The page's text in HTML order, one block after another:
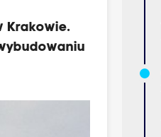
Krakowie.